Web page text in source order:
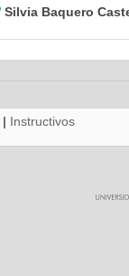
Silvia Baquero
| Instructivos